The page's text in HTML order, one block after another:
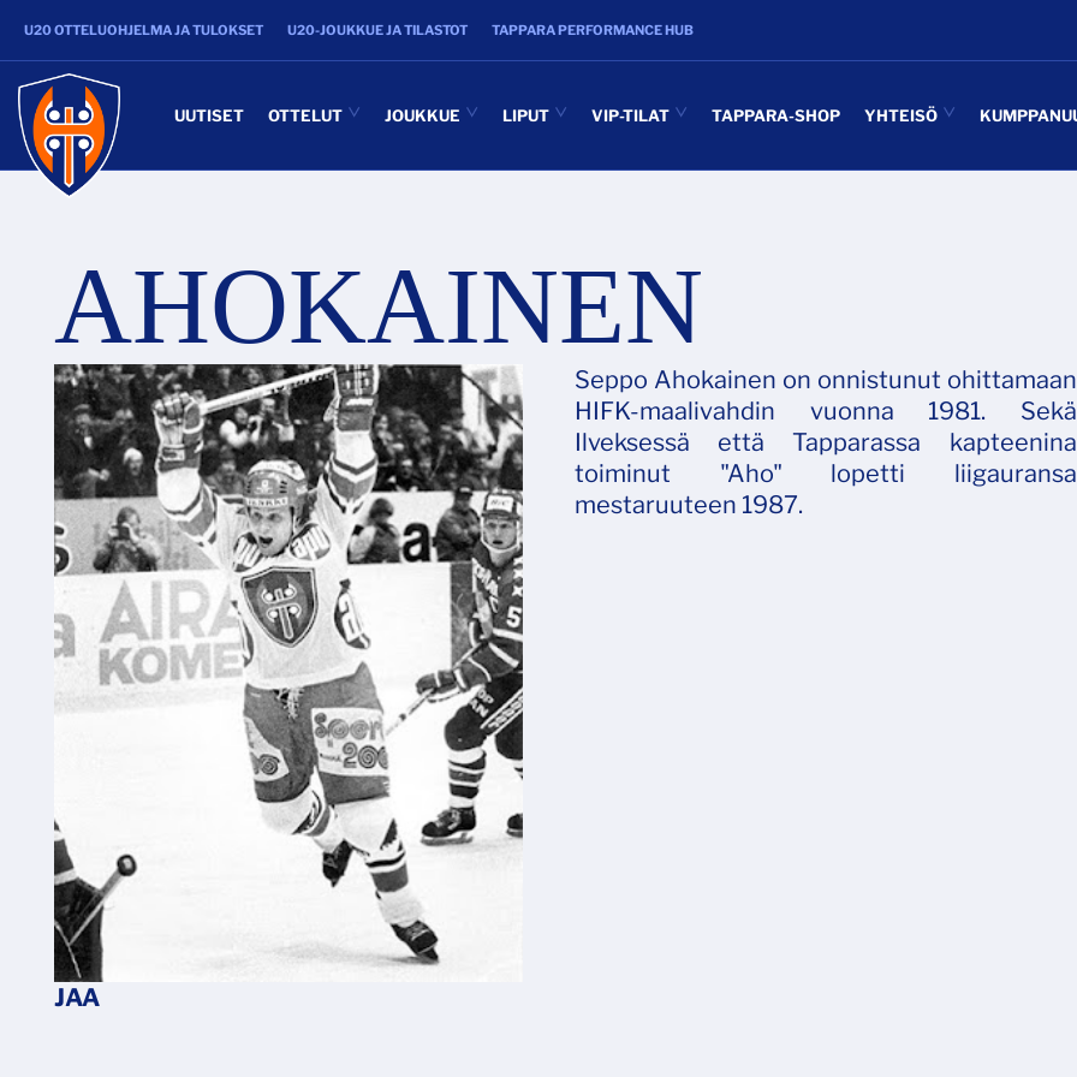
U20 OTTELUOHJELMA JA TULOKSET U20-JOUKKUE JA TILASTOT TAPPARA PERFORMANCE HUB
UUTISET OTTELUT JOUKKUE LIPUT VIP-TILAT TAPPARA-SHOP YHTEISÖ
AHOKAINEN
Seppo Ahokainen on onnistunut ohittamaan
HIFK-maalivahdin vuonna 1981. Sekä
Ilveksessä että Tapparassa kapteenina
toiminut "Aho" lopetti liigauransa
mestaruuteen 1987.